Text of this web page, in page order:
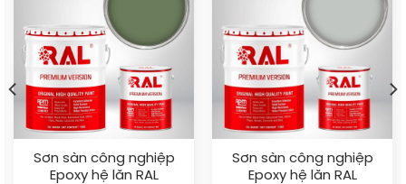
Sơn sàn công nghiệp
Epoxy hệ lăn RAL
Sơn sàn công nghiệp
Epoxy hệ lăn RAL